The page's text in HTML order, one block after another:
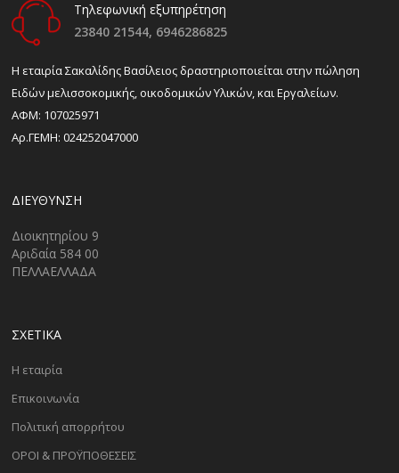
Τηλεφωνική εξυπηρέτηση
23840 21544, 6946286825
H εταιρία Σακαλίδης Βασίλειος δραστηριοποιείται στην πώληση
Ειδών μελισσοκομικής, οικοδομικών Υλικών, και Εργαλείων.
ΑΦΜ: 107025971
Αρ.ΓΕΜΗ: 024252047000
ΔΙΕΎΘΥΝΣΗ
Διοικητηρίου 9
Αριδαία 584 00
ΠΕΛΛΑΕΛΛΑΔΑ
ΣΧΕΤΙΚΑ
Η εταιρία
Επικοινωνία
Πολιτική απορρήτου
ΟΡΟΙ & ΠΡΟΫΠΟΘΕΣΕΙΣ